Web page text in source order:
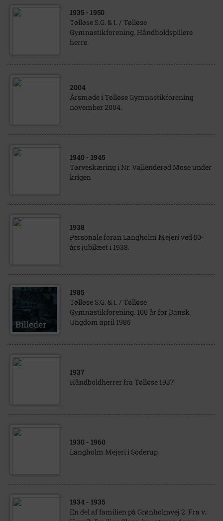
1935 - 1950
Tølløse S.G. & I. / Tølløse
Gymnastikforening. Håndholdspillere
herre.
2004
Årsmøde i Tølløse Gymnastikforening
november 2004.
1940 - 1945
Tørveskæring i Nr. Vallenderød Mose under
krigen
1938
Personale foran Langholm Mejeri ved 50-
års jubilæet i 1938.
1985
Tølløse S.G. & I. / Tølløse
Gymnastikforening. 100 år for Dansk
Ungdom april 1985
1937
Håndboldherrer fra Tølløse 1937
1930 - 1960
Langholm Mejeri i Soderup
1934 - 1935
En del af familien på Grønholmvej 2. Fra v.: